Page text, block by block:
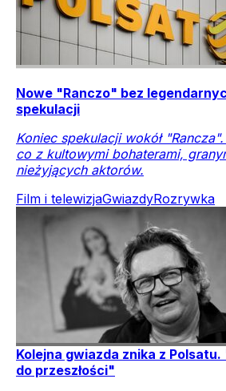
Nowe "Ranczo" bez
spekulacji
Koniec spekulacji wokół "Rancza".
co z kultowymi bohaterami,
nieżyjących aktorów.
Film i telewizjaGwiazdyRozrywka
Kolejna gwiazda znika z
do przeszłości"